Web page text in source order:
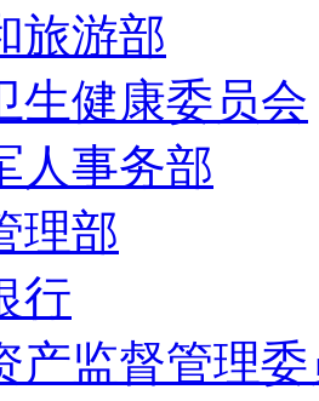
旅游部
生健康委员会
人事务部
理部
行
产监督管理